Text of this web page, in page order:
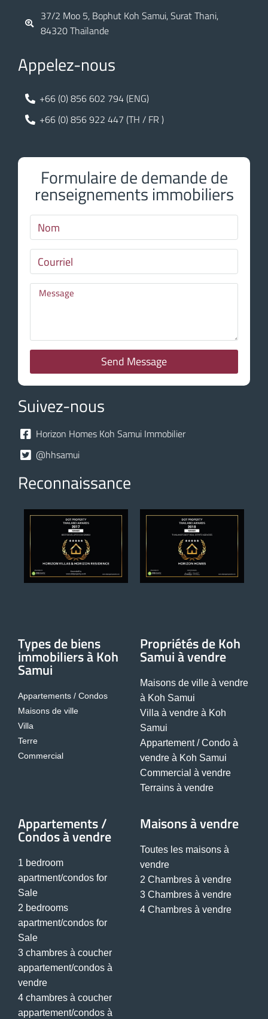
37/2 Moo 5, Bophut Koh Samui, Surat Thani,
84320 Thaïlande
Appelez-nous
+66 (0) 856 602 794 (ENG)
+66 (0) 856 922 447 (TH / FR )
Formulaire de demande de
renseignements immobiliers
Send Message
Suivez-nous
Horizon Homes Koh Samui Immobilier
@hhsamui
Reconnaissance
Types de biens
immobiliers à Koh
Samui
Appartements / Condos
Maisons de ville
Villa
Terre
Commercial
Propriétés de Koh
Samui à vendre
Maisons de ville à vendre
à Koh Samui
Villa à vendre à Koh
Samui
Appartement / Condo à
vendre à Koh Samui
Commercial à vendre
Terrains à vendre
Appartements /
Condos à vendre
1 bedroom
apartment/condos for
Sale
2 bedrooms
apartment/condos for
Sale
3 chambres à coucher
appartement/condos à
vendre
4 chambres à coucher
appartement/condos à
Maisons à vendre
Toutes les maisons à
vendre
2 Chambres à vendre
3 Chambres à vendre
4 Chambres à vendre